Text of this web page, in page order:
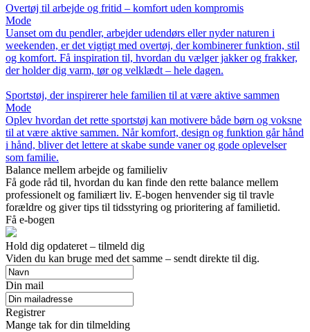
Overtøj til arbejde og fritid – komfort uden kompromis
Mode
Uanset om du pendler, arbejder udendørs eller nyder naturen i
weekenden, er det vigtigt med overtøj, der kombinerer funktion, stil
og komfort. Få inspiration til, hvordan du vælger jakker og frakker,
der holder dig varm, tør og velklædt – hele dagen.
Sportstøj, der inspirerer hele familien til at være aktive sammen
Mode
Oplev hvordan det rette sportstøj kan motivere både børn og voksne
til at være aktive sammen. Når komfort, design og funktion går hånd
i hånd, bliver det lettere at skabe sunde vaner og gode oplevelser
som familie.
Balance mellem arbejde og familieliv
Få gode råd til, hvordan du kan finde den rette balance mellem
professionelt og familiært liv. E-bogen henvender sig til travle
forældre og giver tips til tidsstyring og prioritering af familietid.
Få e-bogen
Hold dig opdateret – tilmeld dig
Viden du kan bruge med det samme – sendt direkte til dig.
Din mail
Registrer
Mange tak for din tilmelding